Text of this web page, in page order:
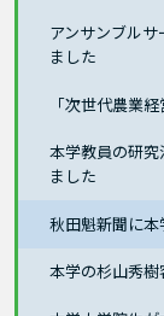
アンサンブル
ました
「次世代農業
本学教員の研
ました
秋田魁新聞に
本学の杉山秀